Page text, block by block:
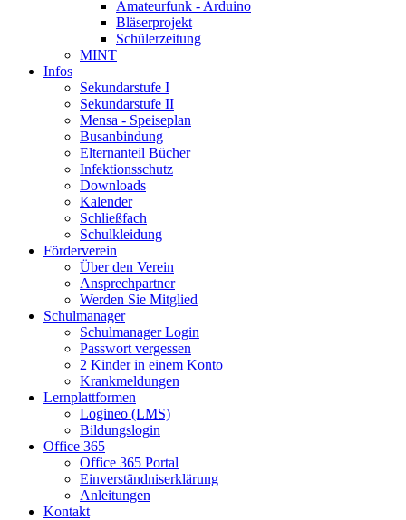
Amateurfunk - Arduino
Bläserprojekt
Schülerzeitung
MINT
Infos
Sekundarstufe I
Sekundarstufe II
Mensa - Speiseplan
Busanbindung
Elternanteil Bücher
Infektionsschutz
Downloads
Kalender
Schließfach
Schulkleidung
Förderverein
Über den Verein
Ansprechpartner
Werden Sie Mitglied
Schulmanager
Schulmanager Login
Passwort vergessen
2 Kinder in einem Konto
Krankmeldungen
Lernplattformen
Logineo (LMS)
Bildungslogin
Office 365
Office 365 Portal
Einverständniserklärung
Anleitungen
Kontakt